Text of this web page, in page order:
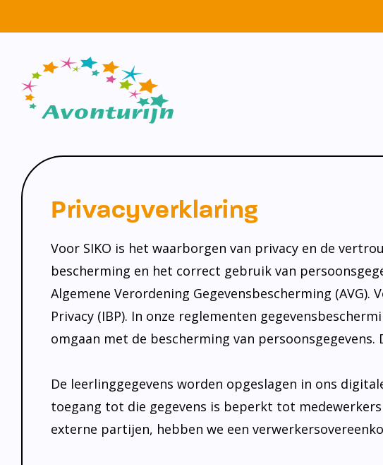
Privacyverklaring
Voor SIKO is het waarborgen van privacy en de
bescherming en het correct gebruik van
Algemene Verordening Gegevensbescherming
Privacy (IBP). In onze reglementen
omgaan met de bescherming van
De leerlinggegevens worden opgeslagen in ons
toegang tot die gegevens is beperkt tot
externe partijen, hebben we een